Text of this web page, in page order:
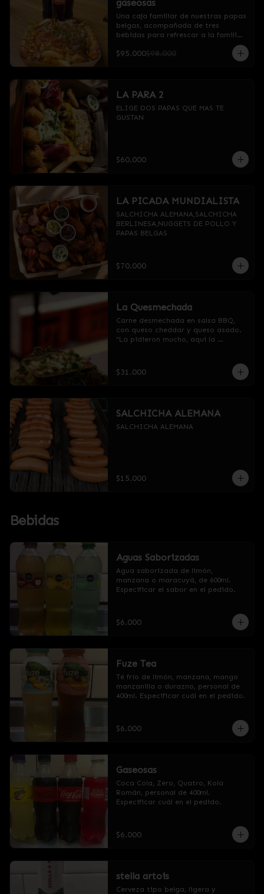
gaseosas
Una caja familiar de nuestras papas
belgas, acompañada de tres
bebidas para refrescar a la familia
o a tu grupo de amigos. ¡Compartir
nunca fue tan delicioso!
Por favor especificar la gaseosa de
$95.000$98.000
LA PARA 2
ELIGE DOS PAPAS QUE MAS TE
GUSTAN
$60.000
LA PICADA MUNDIALISTA
SALCHICHA ALEMANA,SALCHICHA
BERLINESA,NUGGETS DE POLLO Y
PAPAS BELGAS
$70.000
La Quesmechada
Carne desmechada en salsa BBQ,
con queso cheddar y queso asado.
"La pidieron mucho, aqui la
$31.000
SALCHICHA ALEMANA
SALCHICHA ALEMANA
$15.000
Bebidas
Aguas Saborizadas
Agua saborizada de limón,
manzana o maracuyá, de 600ml.
Especificar el sabor en el pedido.
$6.000
Fuze Tea
Té frío de limón, manzana, mango
manzanilla o durazno, personal de
400ml. Especificar cuál en el pedido.
$6.000
Gaseosas
Coca Cola, Zero, Quatro, Kola
Román, personal de 400ml.
Especificar cuál en el pedido.
$6.000
stella artois
Cerveza tipo belga, ligera y